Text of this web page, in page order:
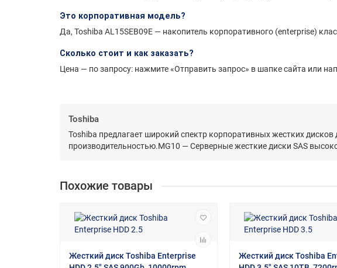
Это корпоративная модель?
Да, Toshiba AL15SEB09E — накопитель корпоративного (enterprise)
Сколько стоит и как заказать?
Цена — по запросу: нажмите «Отправить запрос» в шапке сайта или
Toshiba
Toshiba предлагает широкий спектр корпоративных жестких
производительностью.MG10 — Серверные жесткие диски SAS
Похожие товары
Жесткий диск Toshiba Enterprise
Жесткий диск Toshiba